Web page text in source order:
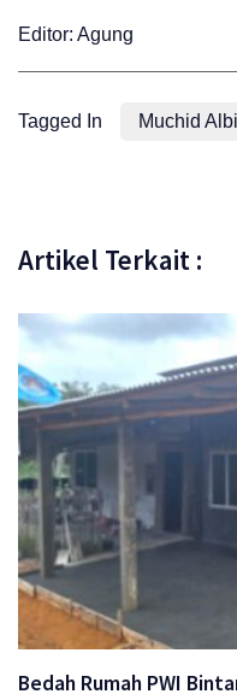
Editor: Agung
Tagged In Muchid
Artikel Terkait :
Bedah Rumah PWI